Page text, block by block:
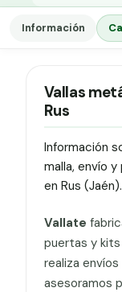
Información
Vallas
Rus
Información
malla, envío
en Rus (Jaén).
Vallate
puertas y
realiza
asesoramos